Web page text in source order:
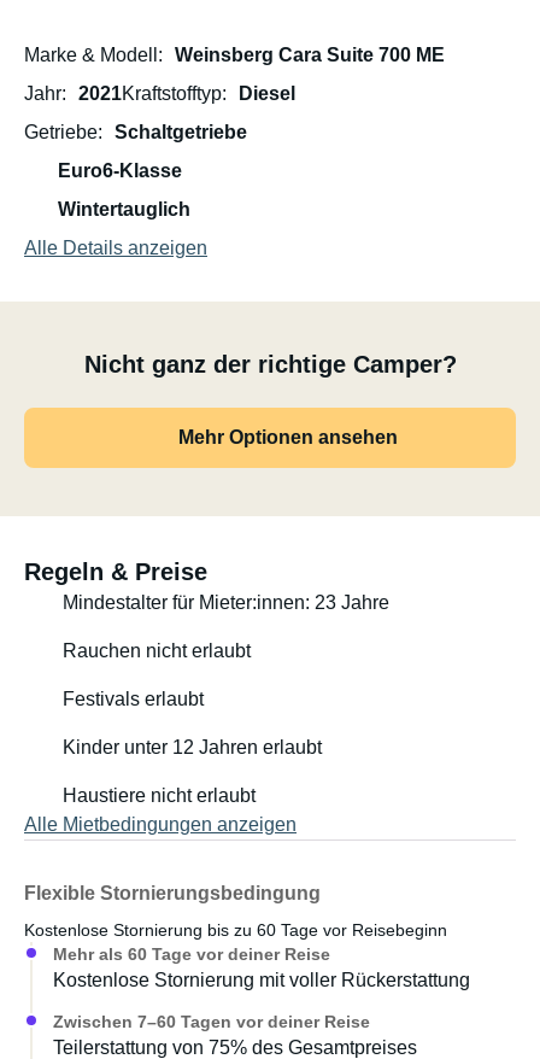
Marke & Modell
Weinsberg Cara Suite 700 ME
Jahr
2021Kraftstofftyp
Diesel
Getriebe
Schaltgetriebe
Euro6-Klasse
Wintertauglich
Alle Details anzeigen
Nicht ganz der richtige Camper?
Mehr Optionen ansehen
Regeln & Preise
Mindestalter für Mieter:innen: 23 Jahre
Rauchen nicht erlaubt
Festivals erlaubt
Kinder unter 12 Jahren erlaubt
Haustiere nicht erlaubt
Alle Mietbedingungen anzeigen
Flexible Stornierungsbedingung
Kostenlose Stornierung bis zu 60 Tage vor Reisebeginn
Mehr als 60 Tage vor deiner Reise
Kostenlose Stornierung mit voller Rückerstattung
Zwischen 7–60 Tagen vor deiner Reise
Teilerstattung von 75% des Gesamtpreises